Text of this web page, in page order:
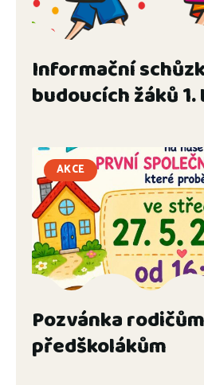
Informační
budoucích žáků
AKCE
Pozvánka
předškolákům